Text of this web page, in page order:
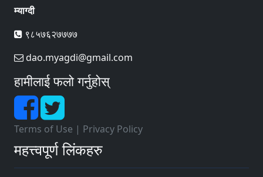
म्याग्दी
९८५७६२७७७७
dao.myagdi@gmail.com
हामीलाई फलो गर्नुहोस्
Terms of Use | Privacy Policy
महत्त्वपूर्ण लिंकहरु